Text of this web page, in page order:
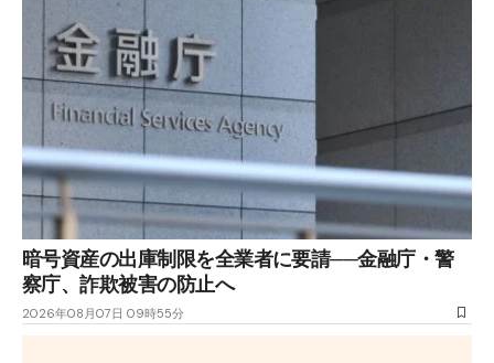
暗号資産の出庫制限を全業者に要請──金融庁・警
察庁、詐欺被害の防止へ
2026年08月07日 09時55分